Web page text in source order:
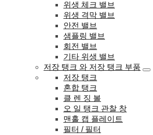
위생 체크 밸브
위생 격막 밸브
안전 밸브
샘플링 밸브
회전 밸브
기타 위생 밸브
저장 탱크 와 저장 탱크 부품
저장 탱크
혼합 탱크
클 렌 징 볼
오 일 탱크 관찰 창
맨홀 캡 플레이트
필터 / 필터